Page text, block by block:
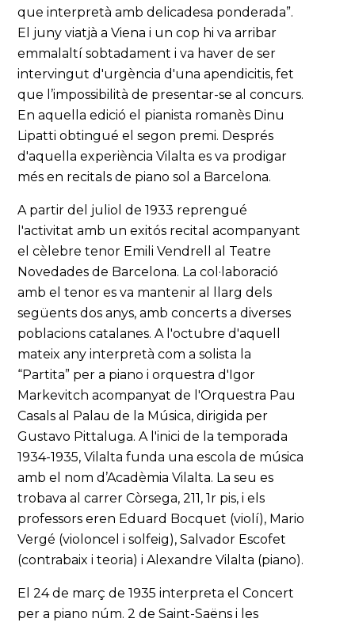
que interpretà amb delicadesa ponderada”.
El juny viatjà a Viena i un cop hi va arribar
emmalaltí sobtadament i va haver de ser
intervingut d'urgència d'una apendicitis, fet
que l’impossibilità de presentar-se al concurs.
En aquella edició el pianista romanès Dinu
Lipatti obtingué el segon premi. Després
d'aquella experiència Vilalta es va prodigar
més en recitals de piano sol a Barcelona.
A partir del juliol de 1933 reprengué
l'activitat amb un exitós recital acompanyant
el cèlebre tenor Emili Vendrell al Teatre
Novedades de Barcelona. La col·laboració
amb el tenor es va mantenir al llarg dels
següents dos anys, amb concerts a diverses
poblacions catalanes. A l'octubre d'aquell
mateix any interpretà com a solista la
“Partita” per a piano i orquestra d'Igor
Markevitch acompanyat de l'Orquestra Pau
Casals al Palau de la Música, dirigida per
Gustavo Pittaluga. A l'inici de la temporada
1934-1935, Vilalta funda una escola de música
amb el nom d’Acadèmia Vilalta. La seu es
trobava al carrer Còrsega, 211, 1r pis, i els
professors eren Eduard Bocquet (violí), Mario
Vergé (violoncel i solfeig), Salvador Escofet
(contrabaix i teoria) i Alexandre Vilalta (piano).
El 24 de març de 1935 interpreta el Concert
per a piano núm. 2 de Saint-Saëns i les